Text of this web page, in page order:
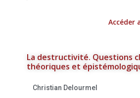
Accéder
La destructivité. Questions
théoriques et
Christian Delourmel